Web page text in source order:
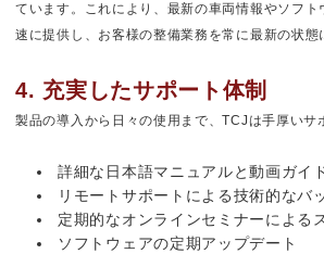
ています。これにより、最新の車両情報やソフト
速に提供し、お客様の整備業務を常に最新の状態
4. 充実したサポート体制
製品の導入から日々の使用まで、TCJは手厚いサ
詳細な日本語マニュアルと動画ガイ
リモートサポートによる技術的なバ
定期的なオンラインセミナーによる
ソフトウェアの定期アップデート